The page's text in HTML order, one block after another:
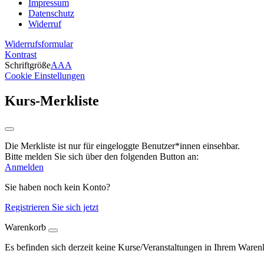
Impressum
Datenschutz
Widerruf
Widerrufsformular
Kontrast
SchriftgrößeAAA
Cookie Einstellungen
Kurs-Merkliste
Die Merkliste ist nur für eingeloggte Benutzer*innen einsehbar.
Bitte melden Sie sich über den folgenden Button an:
Anmelden
Sie haben noch kein Konto?
Registrieren Sie sich jetzt
Warenkorb
Es befinden sich derzeit keine Kurse/Veranstaltungen in Ihrem